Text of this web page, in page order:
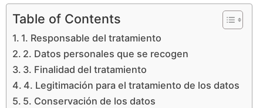
Table of Contents
1. Responsable del tratamiento
2. Datos personales que se recogen
3. Finalidad del tratamiento
4. Legitimación para el tratamiento de los datos
5. Conservación de los datos